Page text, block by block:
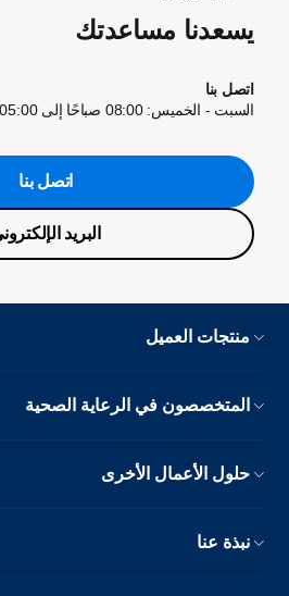
يسعدنا مساعدتك
اتصل بنا
السبت - الخميس: 08:00 صباحًا إلى 05:00 مساءً
اتصل بنا
البريد الإلكتروني
منتجات العميل
المتخصصون في الرعاية الصحية
حلول الأعمال الأخرى
نبذة عنا